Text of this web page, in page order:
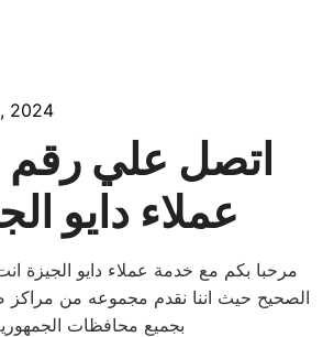
2024
اتصل علي
عملاء دايو
مرحبا بكم مع خدمة عملاء دايو الجيزة
الصحيح حيث اننا نقدم مجموعه من مراكز
بجميع محافظات